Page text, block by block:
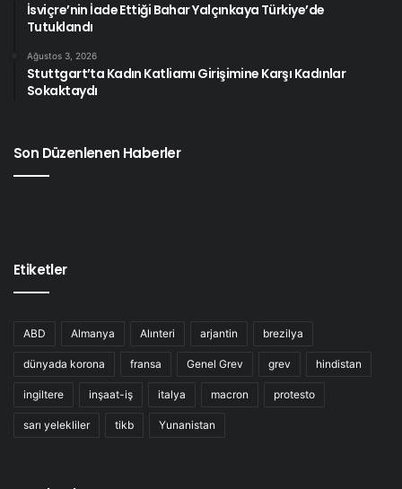
İsviçre’nin İade Ettiği Bahar Yalçınkaya Türkiye’de
Tutuklandı
Ağustos 3, 2026
Stuttgart’ta Kadın Katliamı Girişimine Karşı Kadınlar
Sokaktaydı
Son Düzenlenen Haberler
Etiketler
ABD Almanya Alınteri arjantin brezilya
dünyada korona fransa Genel Grev grev hindistan
ingiltere inşaat-iş italya macron protesto
sarı yelekliler tikb Yunanistan